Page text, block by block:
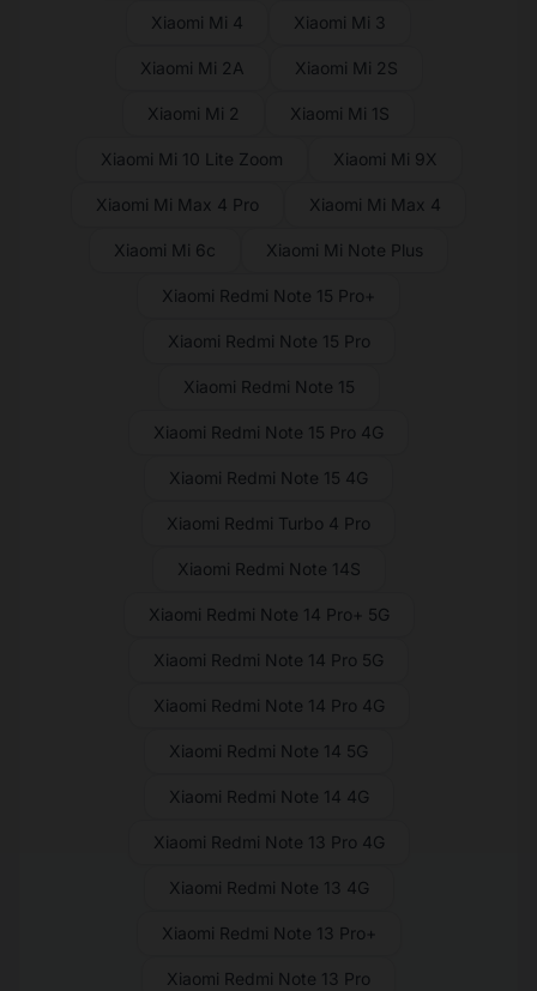
Xiaomi Mi 4 Xiaomi Mi 3
Xiaomi Mi 2A Xiaomi Mi 2S
Xiaomi Mi 2 Xiaomi Mi 1S
Xiaomi Mi 10 Lite Zoom Xiaomi Mi 9X
Xiaomi Mi Max 4 Pro Xiaomi Mi Max 4
Xiaomi Mi 6c Xiaomi Mi Note Plus
Xiaomi Redmi Note 15 Pro+
Xiaomi Redmi Note 15 Pro
Xiaomi Redmi Note 15
Xiaomi Redmi Note 15 Pro 4G
Xiaomi Redmi Note 15 4G
Xiaomi Redmi Turbo 4 Pro
Xiaomi Redmi Note 14S
Xiaomi Redmi Note 14 Pro+ 5G
Xiaomi Redmi Note 14 Pro 5G
Xiaomi Redmi Note 14 Pro 4G
Xiaomi Redmi Note 14 5G
Xiaomi Redmi Note 14 4G
Xiaomi Redmi Note 13 Pro 4G
Xiaomi Redmi Note 13 4G
Xiaomi Redmi Note 13 Pro+
Xiaomi Redmi Note 13 Pro